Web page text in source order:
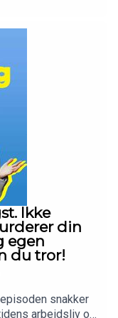
om å finne
det om å
gir deg tilgang
reflekterer
vår og sommer,
og
i ferd med å ta
Du får
over livet,
mening og
alltid om å gjøre
å være mer av
Ikke
din
egen
du tror!
snakker
arbeidsliv og